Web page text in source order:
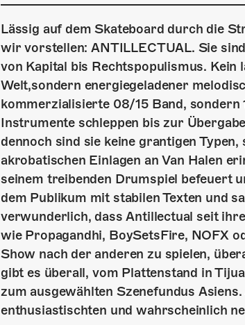
Lässig auf dem Skateboard durch die
wir vorstellen: ANTILLECTUAL. Sie
von Kapital bis Rechtspopulismus.
Welt,sondern energiegeladener
kommerzialisierte 08/15 Band, sondern
Instrumente schleppen bis zur
dennoch sind sie keine grantigen
akrobatischen Einlagen an Van Halen
seinem treibenden Drumspiel befeuert
dem Publikum mit stabilen Texten und
verwunderlich, dass Antillectual seit
wie Propagandhi, BoySetsFire, NOFX
Show nach der anderen zu spielen,
gibt es überall, vom Plattenstand in
zum ausgewählten Szenefundus
enthusiastischten und wahrscheinlich